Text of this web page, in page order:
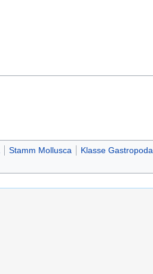
Stamm Mollusca Klasse Gastropoda